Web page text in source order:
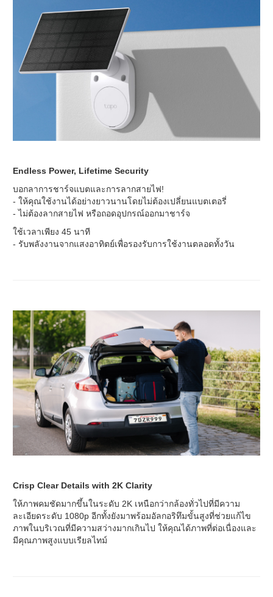
Endless Power, Lifetime Security
บอกลาการชาร์จแบตและการลากสายไฟ!
- ให้คุณใช้งานได้อย่างยาวนานโดยไม่ต้องเปลี่ยนแบตเตอรี่
- ไม่ต้องลากสายไฟ หรือถอดอุปกรณ์ออกมาชาร์จ
ใช้เวลาเพียง 45 นาที
- รับพลังงานจากแสงอาทิตย์เพื่อรองรับการใช้งานตลอดทั้งวัน
Crisp Clear Details with 2K Clarity
ให้ภาพคมชัดมากขึ้นในระดับ 2K เหนือกว่ากล้องทั่วไปที่มีความ
ละเอียดระดับ 1080p อีกทั้งยังมาพร้อมอัลกอริทึมขั้นสูงที่ช่วยแก้ไข
ภาพในบริเวณที่มีความสว่างมากเกินไป ให้คุณได้ภาพที่ต่อเนื่องและ
มีคุณภาพสูงแบบเรียลไทม์